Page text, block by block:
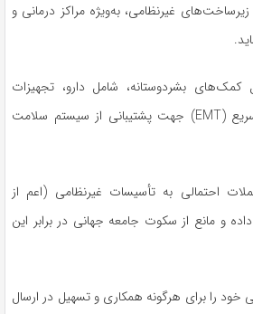
غیرنظامی، به‌ویژه مراکز درمانی و
کمک‌های بشردوستانه، شامل دارو، تجهیزات
پزشکی و تیم‌های واکنش سریع (EMT) جهت پشتیبانی از سیستم سلامت
احتمالی به تأسیسات غیرنظامی (اعم از
و مانع از سکوت جامعه جهانی در برابر این
خود را برای هرگونه همکاری و تسهیل در ارسال